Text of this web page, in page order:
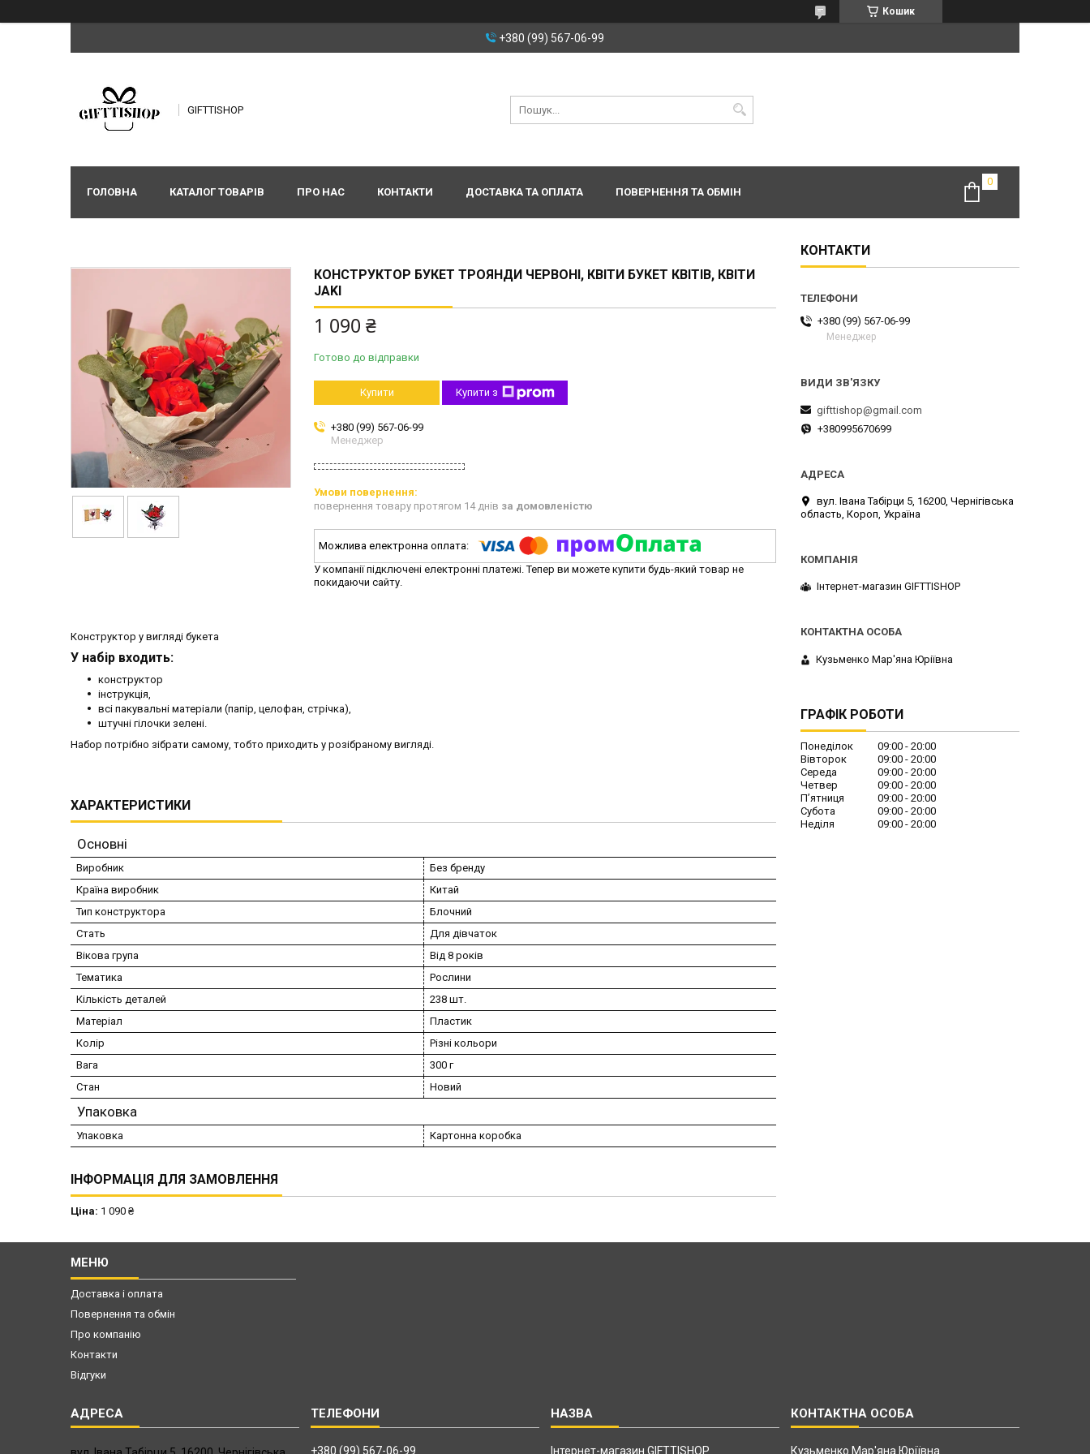
Кошик
+380 (99) 567-06-99
GIFTTISHOP
ГОЛОВНА КАТАЛОГ ТОВАРІВ ПРО НАС КОНТАКТИ ДОСТАВКА ТА ОПЛАТА ПОВЕРНЕННЯ ТА ОБМІН
КОНСТРУКТОР БУКЕТ ТРОЯНДИ ЧЕРВОНІ, КВІТИ БУКЕТ КВІТІВ, КВІТИ
JAKI
1 090 ₴
Готово до відправки
Купити Купити з
+380 (99) 567-06-99
Менеджер
повернення товару протягом 14 днів за домовленістю
У компанії підключені електронні платежі. Тепер ви можете купити будь-який товар не
покидаючи сайту.
Конструктор у вигляді букета
У набір входить:
конструктор
інструкція,
всі пакувальні матеріали (папір, целофан, стрічка),
штучні гілочки зелені.
Набор потрібно зібрати самому, тобто приходить у розібраному вигляді.
ХАРАКТЕРИСТИКИ
Основні
Виробник
Без бренду
Країна виробник
Китай
Тип конструктора
Блочний
Стать
Для дівчаток
Вікова група
Від 8 років
Тематика
Рослини
Кількість деталей
238 шт.
Матеріал
Пластик
Колір
Різні кольори
Вага
300 г
Стан
Новий
Упаковка
Упаковка Картонна коробка
ІНФОРМАЦІЯ ДЛЯ ЗАМОВЛЕННЯ
Ціна: 1 090 ₴
КОНТАКТИ
+380 (99) 567-06-99
Менеджер
gifttishop@gmail.com
+380995670699
вул. Івана Табірци 5, 16200, Чернігівська
область, Короп, Україна
Інтернет-магазин GIFTTISHOP
Кузьменко Мар'яна Юріївна
ГРАФІК РОБОТИ
Понеділок 09:00
20:00
Вівторок
09:00
20:00
Середа
09:00
20:00
Четвер
09:00
20:00
Пʼятниця
09:00
20:00
Субота
09:00
20:00
Неділя
09:00 20:00
МЕНЮ
Доставка і оплата
Повернення та обмін
Про компанію
Контакти
Відгуки
+380 (99) 567-06-99 Інтернет-магазин GIFTTISHOP Кузьменко Мар'яна Юріївна